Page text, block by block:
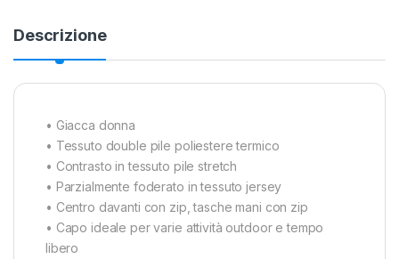
Descrizione
• Giacca donna
• Tessuto double pile poliestere termico
• Contrasto in tessuto pile stretch
• Parzialmente foderato in tessuto jersey
• Centro davanti con zip, tasche mani con zip
• Capo ideale per varie attività outdoor e tempo
libero